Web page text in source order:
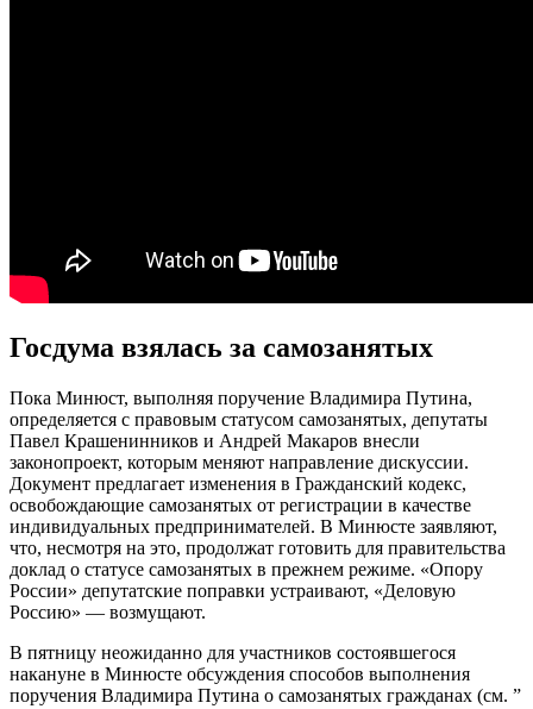
Госдума взялась за самозанятых
Пока Минюст, выполняя поручение Владимира Путина,
определяется с правовым статусом самозанятых, депутаты
Павел Крашенинников и Андрей Макаров внесли
законопроект, которым меняют направление дискуссии.
Документ предлагает изменения в Гражданский кодекс,
освобождающие самозанятых от регистрации в качестве
индивидуальных предпринимателей. В Минюсте заявляют,
что, несмотря на это, продолжат готовить для правительства
доклад о статусе самозанятых в прежнем режиме. «Опору
России» депутатские поправки устраивают, «Деловую
Россию» — возмущают.
В пятницу неожиданно для участников состоявшегося
накануне в Минюсте обсуждения способов выполнения
поручения Владимира Путина о самозанятых гражданах (см. ”